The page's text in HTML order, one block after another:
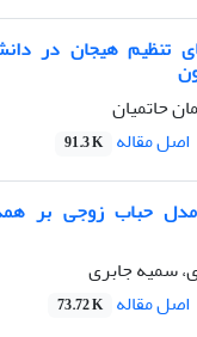
حاتمیان
اصل مقاله 91.3 K
حباب زوجی بر
سمیه جابری
اصل مقاله 73.72 K